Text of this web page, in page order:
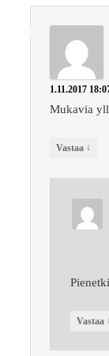
1.11.2017
Mukavia
Vastaa ↓
Vastaa